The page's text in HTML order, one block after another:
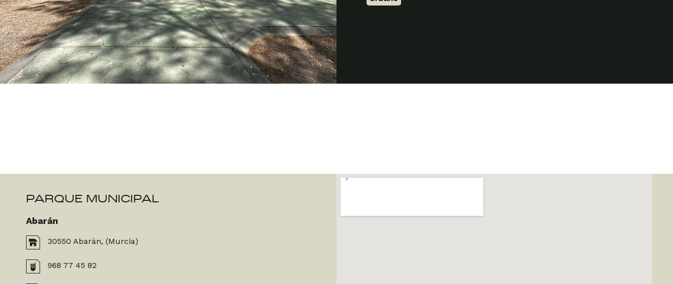
PARQUE MUNICIPAL
Abarán
30550 Abarán, (Murcia)
968 77 45 82